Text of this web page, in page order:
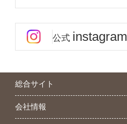
公式 instagram
総合サイト
会社情報